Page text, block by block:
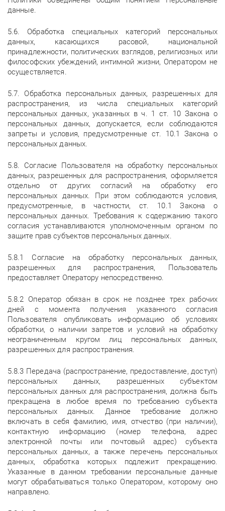
данные.
5.6. Обработка специальных категорий персональных
данных, касающихся расовой, национальной
принадлежности, политических взглядов, религиозных или
философских убеждений, интимной жизни, Оператором не
осуществляется.
5.7. Обработка персональных данных, разрешенных для
распространения, из числа специальных категорий
персональных данных, указанных в ч. 1 ст. 10 Закона о
персональных данных, допускается, если соблюдаются
запреты и условия, предусмотренные ст. 10.1 Закона о
персональных данных.
5.8. Согласие Пользователя на обработку персональных
данных, разрешенных для распространения, оформляется
отдельно от других согласий на обработку его
персональных данных. При этом соблюдаются условия,
предусмотренные, в частности, ст. 10.1 Закона о
персональных данных. Требования к содержанию такого
согласия устанавливаются уполномоченным органом по
защите прав субъектов персональных данных.
5.8.1 Согласие на обработку персональных данных,
разрешенных для распространения, Пользователь
предоставляет Оператору непосредственно.
5.8.2 Оператор обязан в срок не позднее трех рабочих
дней с момента получения указанного согласия
Пользователя опубликовать информацию об условиях
обработки, о наличии запретов и условий на обработку
неограниченным кругом лиц персональных данных,
разрешенных для распространения.
5.8.3 Передача (распространение, предоставление, доступ)
персональных данных, разрешенных субъектом
персональных данных для распространения, должна быть
прекращена в любое время по требованию субъекта
персональных данных. Данное требование должно
включать в себя фамилию, имя, отчество (при наличии),
контактную информацию (номер телефона, адрес
электронной почты или почтовый адрес) субъекта
персональных данных, а также перечень персональных
данных, обработка которых подлежит прекращению.
Указанные в данном требовании персональные данные
могут обрабатываться только Оператором, которому оно
направлено.